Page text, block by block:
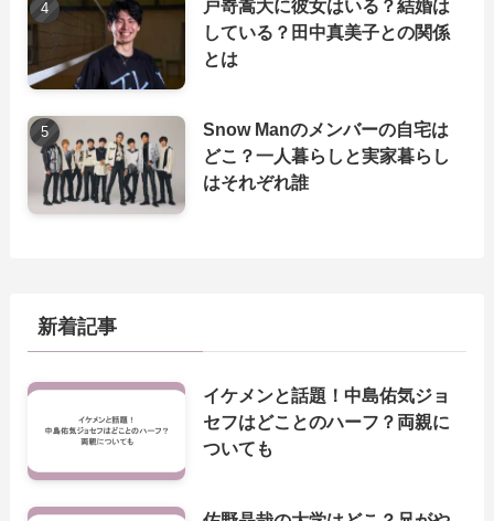
戸嵜嵩大に彼女はいる？結婚は
している？田中真美子との関係
とは
Snow Manのメンバーの自宅は
どこ？一人暮らしと実家暮らし
はそれぞれ誰
新着記事
イケメンと話題！中島佑気ジョ
セフはどことのハーフ？両親に
ついても